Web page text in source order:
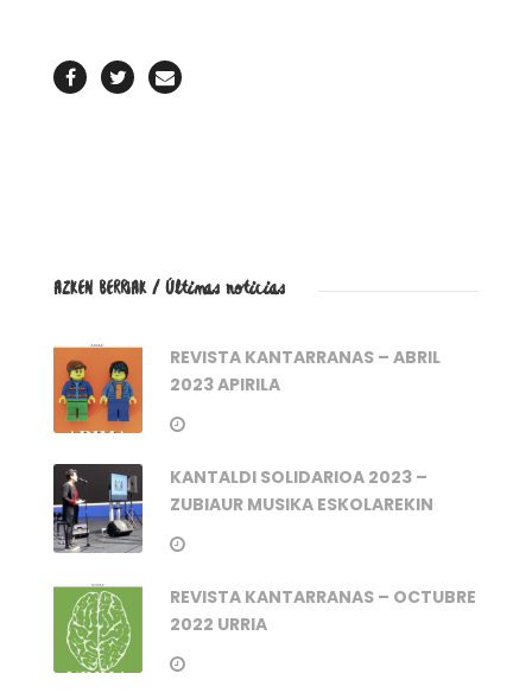
AZKEN BERRIAK / Últimas noticias
REVISTA KANTARRANAS – ABRIL
2023 APIRILA
KANTALDI SOLIDARIOA 2023 –
ZUBIAUR MUSIKA ESKOLAREKIN
REVISTA KANTARRANAS – OCTUBRE
2022 URRIA